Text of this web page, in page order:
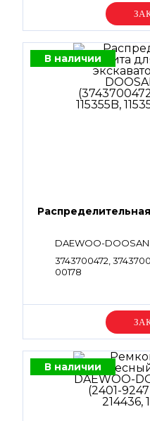
В наличии
DAEWOO-DOOSAN
3743700472,
00178
В наличии